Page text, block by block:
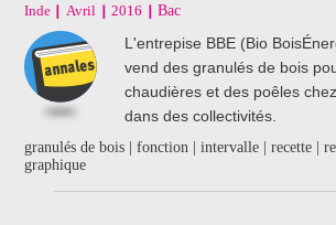
Inde
Avril 2016 Bac
L'entrepise BBE (Bio
vend des granulés de bois
chaudières et des poêles
dans des collectivités.
granulés de bois | fonction | intervalle | recette |
graphique